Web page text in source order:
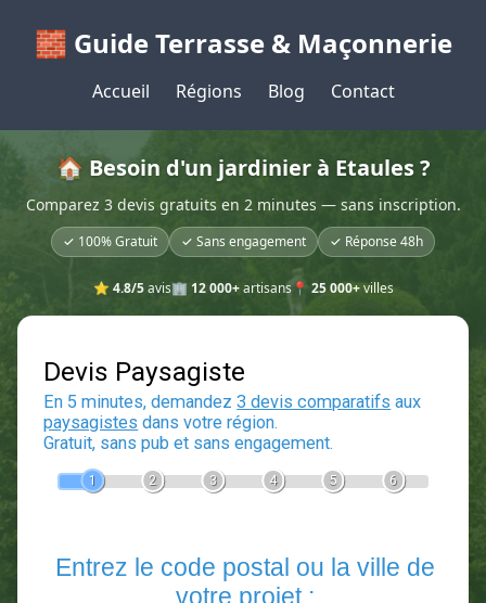
🧱 Guide Terrasse & Maçonnerie
Accueil Régions Blog Contact
🏠 Besoin d'un jardinier à Etaules ?
Comparez 3 devis gratuits en 2 minutes — sans inscription.
✓ 100% Gratuit ✓ Sans engagement ✓ Réponse 48h
⭐ 4.8/5avis🏢 12 000+artisans📍 25 000+villes
Devis Paysagiste
En 5 minutes, demandez3 devis comparatifs